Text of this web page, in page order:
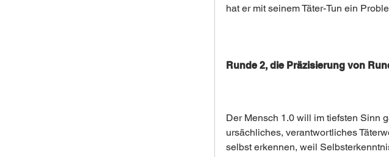
hat er mit seinem Täter-Tun ein
Runde 2, die Präzisierung von
Der Mensch 1.0 will im tiefsten Sinn
ursächliches, verantwortliches
selbst erkennen, weil